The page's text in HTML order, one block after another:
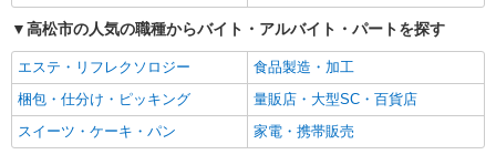
高松市の人気の職種からバイト・アルバイト・パートを探す
エステ・リフレクソロジー
食品製造・加工
梱包・仕分け・ピッキング
量販店・大型SC・百貨店
スイーツ・ケーキ・パン
家電・携帯販売